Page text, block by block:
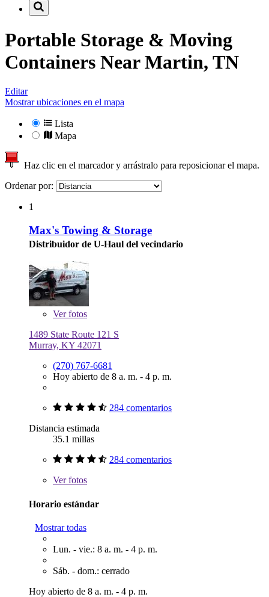
Portable Storage & Moving
Containers NearMartin, TN
Editar
Mostrar ubicaciones en el mapa
Lista
Mapa
Haz clic en el marcador y arrástralo para reposicionar el mapa.
Ordenar por:
1
Max's Towing & Storage
Distribuidor de U-Haul del vecindario
Verfotos
1489 State Route 121 S
Murray, KY 42071
(270) 767-6681
Hoy abierto de 8 a. m. - 4 p. m.
284 comentarios
Distancia estimada
35.1 millas
284 comentarios
Verfotos
Horario estándar
Mostrar todas
Lun. - vie.: 8 a. m. - 4 p. m.
Sáb. - dom.: cerrado
Hoy abierto de 8 a. m. - 4 p. m.